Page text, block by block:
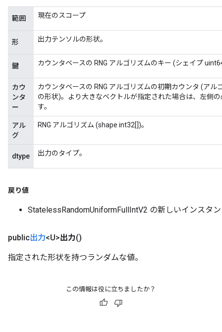
範囲 現在のスコープ
形 出力テンソルの形状。
鍵 カウンタベースの RNG アルゴリズムのキー (シェイプ
カウ
ンタ
ー
カウンタベースの RNG アルゴリズムの初期カウンタ (ア
の形状)。より大きなベクトルが指定された場合は、左側
す。
アル
グ
RNG アルゴリズム (shape int32[])。
dtype 出力のタイプ。
戻り値
StatelessRandomUniformFullIntV2 の新しいインスタ
public出力<U>出力()
指定された形状を持つランダムな値。
この情報は役に立ちましたか？